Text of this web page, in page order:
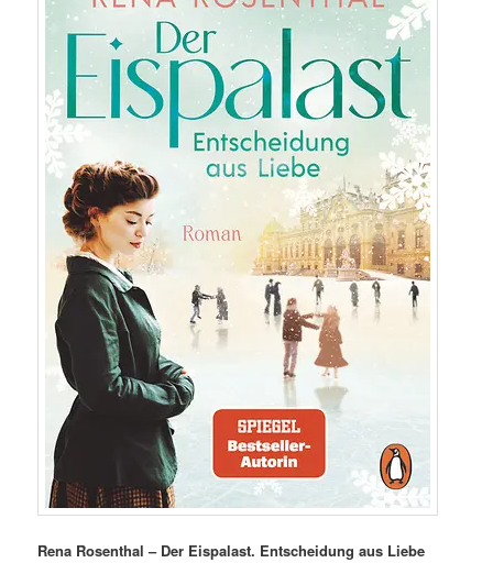
Rena Rosenthal – Der Eispalast. Entscheidung aus Liebe